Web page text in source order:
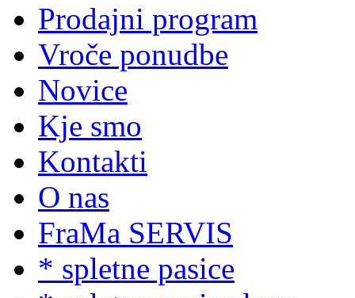
Prodajni program
Vroče ponudbe
Novice
Kje smo
Kontakti
O nas
FraMa SERVIS
* spletne pasice